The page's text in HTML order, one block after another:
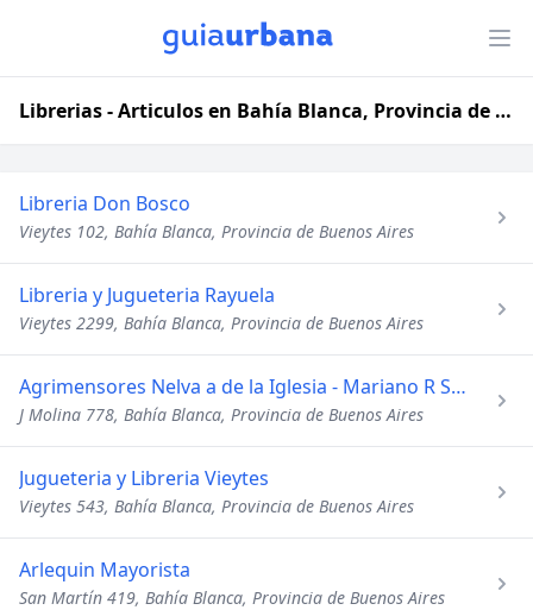
Librerias - Articulos en Bahía Blanca, Provincia de Buenos Aires
Libreria Don Bosco
Vieytes 102, Bahía Blanca, Provincia de Buenos Aires
Libreria y Jugueteria Rayuela
Vieytes 2299, Bahía Blanca, Provincia de Buenos Aires
Agrimensores Nelva a de la Iglesia - Mariano R Sacido
J Molina 778, Bahía Blanca, Provincia de Buenos Aires
Jugueteria y Libreria Vieytes
Vieytes 543, Bahía Blanca, Provincia de Buenos Aires
Arlequin Mayorista
San Martín 419, Bahía Blanca, Provincia de Buenos Aires